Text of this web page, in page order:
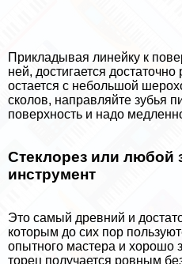
Прикладывая линейку к
ней, достигается
остается с небольшой
сколов, направляйте зубья
поверхность и надо
Стеклорез или любой
инструмент
Это самый древний и
которым до сих пор
опытного мастера и хорошо
торец получается ровным